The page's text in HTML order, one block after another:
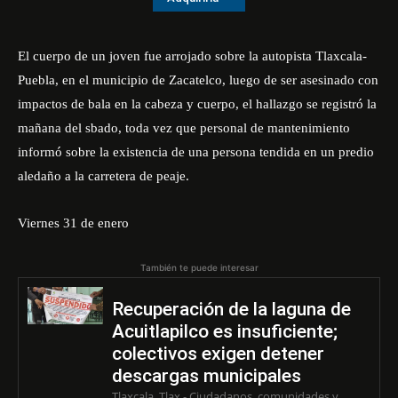
El cuerpo de un joven fue arrojado sobre la autopista Tlaxcala-
Puebla, en el municipio de Zacatelco, luego de ser asesinado con
impactos de bala en la cabeza y cuerpo, el hallazgo se registró la
mañana del sbado, toda vez que personal de mantenimiento
informó sobre la existencia de una persona tendida en un predio
aledaño a la carretera de peaje.
Viernes 31 de enero
También te puede interesar
Recuperación de la laguna de
Acuitlapilco es insuficiente;
colectivos exigen detener
descargas municipales